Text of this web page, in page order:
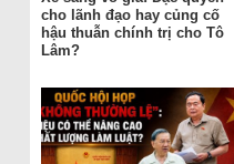
cho lãnh đạo hay củng cố
hậu thuẫn chính trị cho Tô
Lâm?